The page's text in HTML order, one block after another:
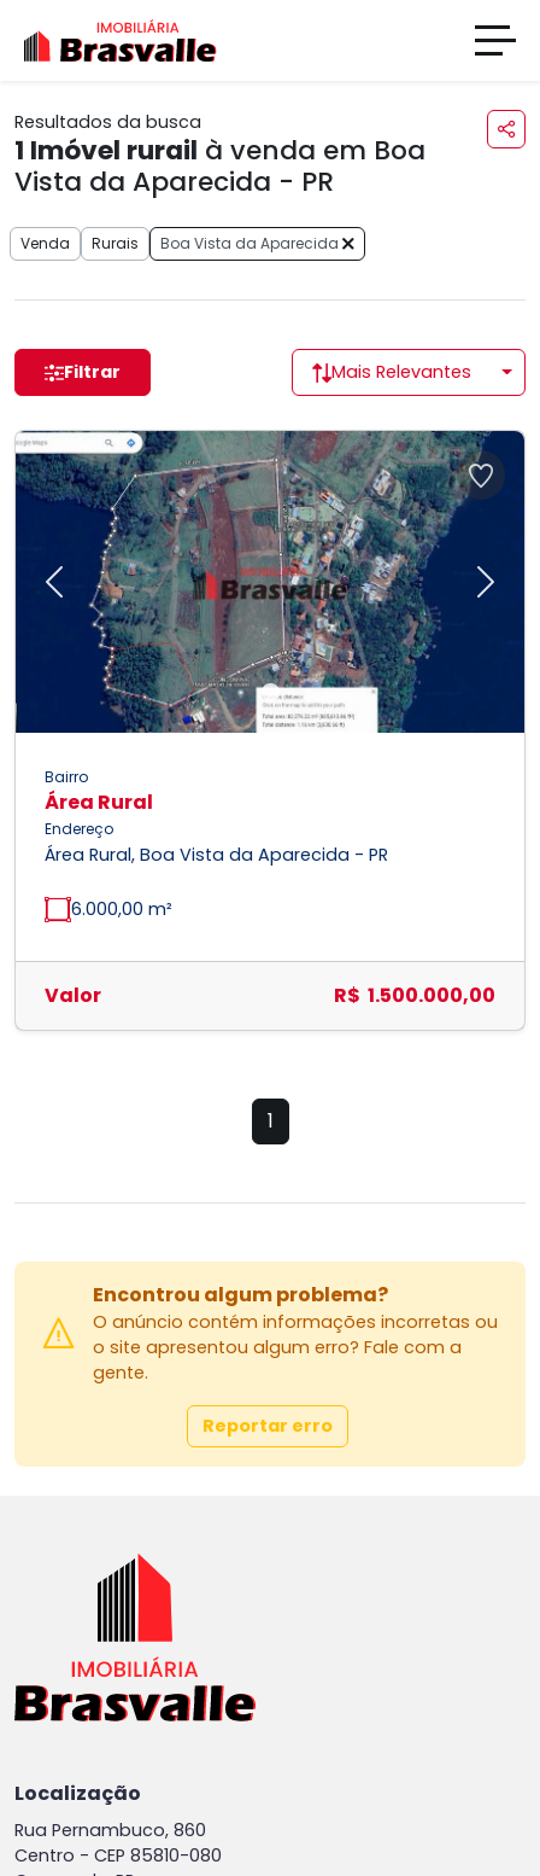
Resultados da busca
1 Imóvel rurail à venda em Boa
Vista da Aparecida - PR
Venda Rurais Boa Vista da Aparecida
Filtrar Mais Relevantes
Previous Next
Bairro
Área Rural
Endereço
Área Rural, Boa Vista da Aparecida - PR
6.000,00 m²
Valor R$ 1.500.000,00
1
Encontrou algum problema?
O anúncio contém informações incorretas ou
o site apresentou algum erro? Fale com a
gente.
Reportar erro
Localização
Rua Pernambuco, 860
Centro - CEP 85810-080